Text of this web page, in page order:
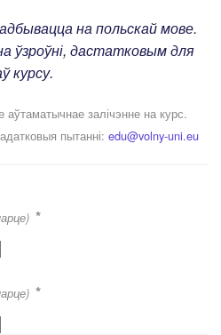
на польскай мове.
ўзроўні, дастатковым для
курсу.
аўтаматычнае залічэнне на курс.
пытанні: edu@volny-uni.eu
*
*